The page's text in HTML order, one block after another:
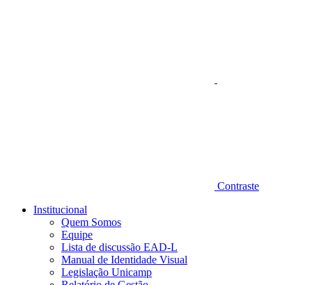
Contraste
Institucional
Quem Somos
Equipe
Lista de discussão EAD-L
Manual de Identidade Visual
Legislação Unicamp​